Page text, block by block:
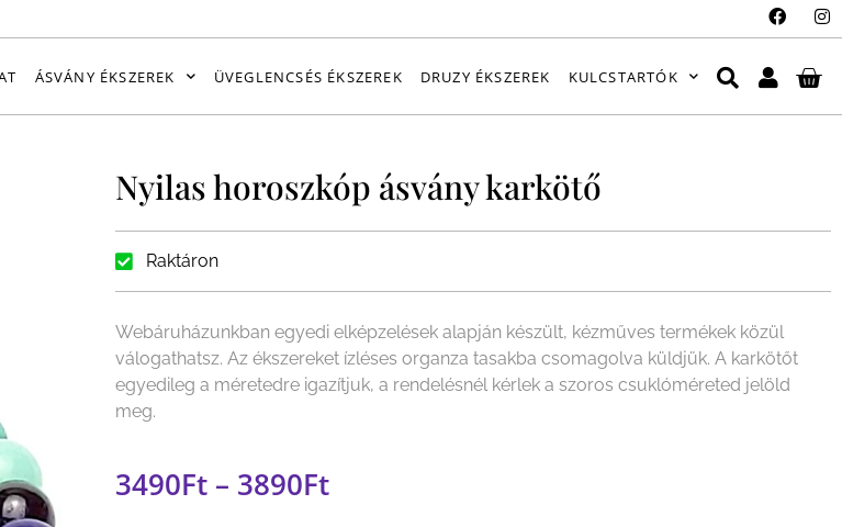
ÁSVÁNY ÉKSZEREK ÜVEGLENCSÉS ÉKSZEREK DRUZY ÉKSZEREK KULCSTARTÓK
Nyilas horoszkóp ásvány karkötő
Raktáron
Webáruházunkban egyedi elképzelések alapján készült, kézműves termékek közül
válogathatsz. Az ékszereket ízléses organza tasakba csomagolva küldjük. A karkötőt
egyedileg a méretedre igazítjuk, a rendelésnél kérlek a szoros csuklóméreted jelöld
meg.
3490Ft – 3890Ft